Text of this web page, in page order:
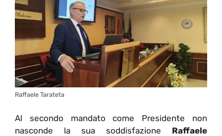
Raffaele Tarateta
Al secondo mandato come Presidente non
nasconde la sua soddisfazione Raffaele